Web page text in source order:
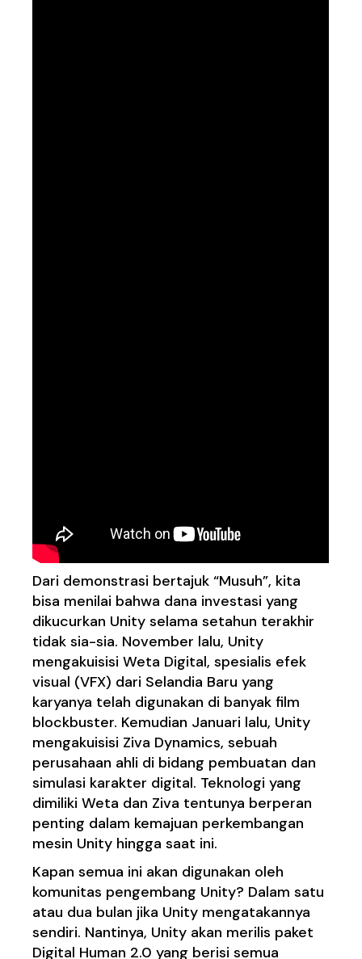
Dari demonstrasi bertajuk “Musuh”, kita
bisa menilai bahwa dana investasi yang
dikucurkan Unity selama setahun terakhir
tidak sia-sia. November lalu, Unity
mengakuisisi Weta Digital, spesialis efek
visual (VFX) dari Selandia Baru yang
karyanya telah digunakan di banyak film
blockbuster. Kemudian Januari lalu, Unity
mengakuisisi Ziva Dynamics, sebuah
perusahaan ahli di bidang pembuatan dan
simulasi karakter digital. Teknologi yang
dimiliki Weta dan Ziva tentunya berperan
penting dalam kemajuan perkembangan
mesin Unity hingga saat ini.
Kapan semua ini akan digunakan oleh
komunitas pengembang Unity? Dalam satu
atau dua bulan jika Unity mengatakannya
sendiri. Nantinya, Unity akan merilis paket
Digital Human 2.0 yang berisi semua